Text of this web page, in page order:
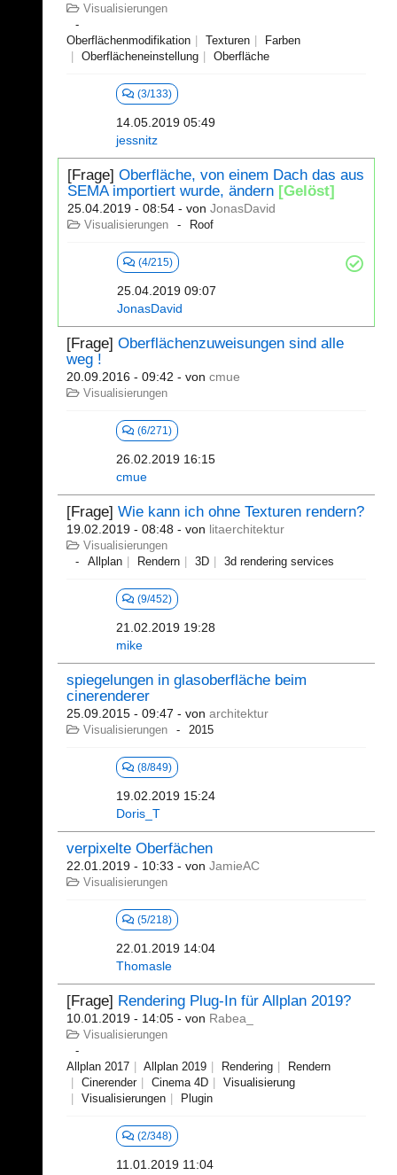
Visualisierungen
Oberflächenmodifikation Texturen
Farben
Oberflächeneinstellung
Oberfläche
(3/133)
14.05.2019 05:49
jessnitz
[Frage] Oberfläche, von einem Dach das aus
SEMA importiert wurde, ändern [Gelöst]
25.04.2019 - 08:54 - von JonasDavid
Visualisierungen Roof
(4/215)
25.04.2019 09:07
JonasDavid
[Frage] Oberflächenzuweisungen sind alle
weg !
20.09.2016 - 09:42 - von cmue
Visualisierungen
(6/271)
26.02.2019 16:15
cmue
[Frage] Wie kann ich ohne Texturen rendern?
19.02.2019 - 08:48 - von litaerchitektur
Visualisierungen
Allplan
Rendern 3D 3d rendering services
(9/452)
21.02.2019 19:28
mike
spiegelungen in glasoberfläche beim
cinerenderer
25.09.2015 - 09:47 - von architektur
Visualisierungen 2015
(8/849)
19.02.2019 15:24
Doris_T
verpixelte Oberfächen
22.01.2019 - 10:33 - von JamieAC
Visualisierungen
(5/218)
22.01.2019 14:04
Thomasle
[Frage] Rendering Plug-In für Allplan 2019?
10.01.2019 - 14:05 - von Rabea_
Visualisierungen
Allplan 2017 Allplan 2019 Rendering
Rendern
Cinerender
Cinema 4D
Visualisierung
Visualisierungen
Plugin
(2/348)
11.01.2019 11:04